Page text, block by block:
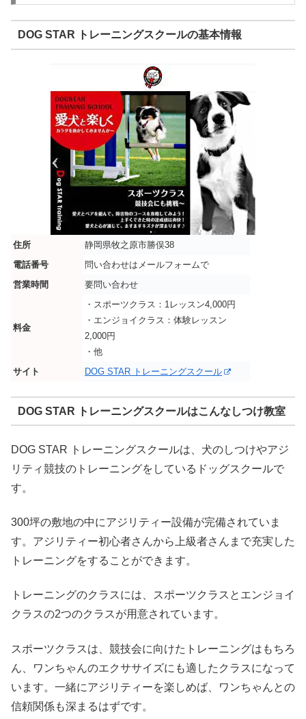
DOG STAR トレーニングスクールの基本情報
住所
静岡県牧之原市勝俣38
電話番号
問い合わせはメールフォームで
営業時間
要問い合わせ
料金
・スポーツクラス：1レッスン4,000円
・エンジョイクラス：体験レッスン
2,000円
・他
サイト
DOG STAR トレーニングスクール
DOG STAR トレーニングスクールはこんなしつけ教室
DOG STAR トレーニングスクールは、犬のしつけやアジ
リティ競技のトレーニングをしているドッグスクールで
す。
300坪の敷地の中にアジリティー設備が完備されていま
す。アジリティー初心者さんから上級者さんまで充実した
トレーニングをすることができます。
トレーニングのクラスには、スポーツクラスとエンジョイ
クラスの2つのクラスが用意されています。
スポーツクラスは、競技会に向けたトレーニングはもちろ
ん、ワンちゃんのエクササイズにも適したクラスになって
います。一緒にアジリティーを楽しめば、ワンちゃんとの
信頼関係も深まるはずです。